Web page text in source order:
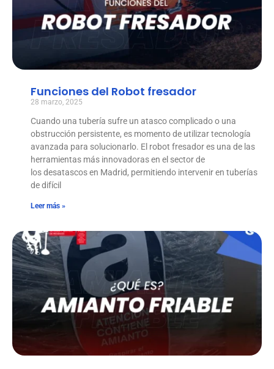
Funciones del Robot fresador
28 marzo, 2025
Cuando una tubería sufre un atasco complicado o una
obstrucción persistente, es momento de utilizar tecnología
avanzada para solucionarlo. El robot fresador es una de las
herramientas más innovadoras en el sector de
los desatascos en Madrid, permitiendo intervenir en tuberías
de difícil
Leer más »